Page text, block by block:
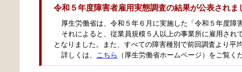
令和５年度障害者雇用実態調査の結果が公表されま
厚生労働省は、令和５年６月に実施した「令和５年度障
それによると、従業員規模５人以上の事業所に雇用さ
となりました。また、すべての障害種別で前回調査より平
詳しくは、
こちら （厚生労働省ホームページ）をご覧く